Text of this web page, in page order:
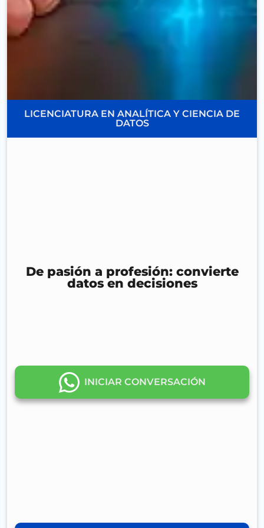
LICENCIATURA EN ANALÍTICA Y CIENCIA DE
DATOS
De pasión a profesión: convierte
datos en decisiones
INICIAR CONVERSACIÓN